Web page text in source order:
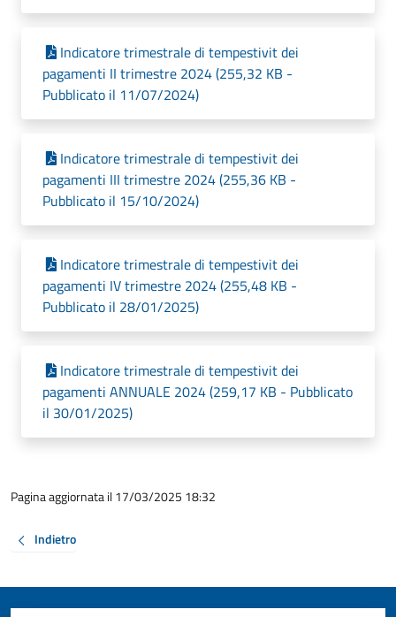
Indicatore trimestrale di tempestivit dei
pagamenti II trimestre 2024 (255,32 KB -
Pubblicato il 11/07/2024)
Indicatore trimestrale di tempestivit dei
pagamenti III trimestre 2024 (255,36 KB -
Pubblicato il 15/10/2024)
Indicatore trimestrale di tempestivit dei
pagamenti IV trimestre 2024 (255,48 KB -
Pubblicato il 28/01/2025)
Indicatore trimestrale di tempestivit dei
pagamenti ANNUALE 2024 (259,17 KB - Pubblicato
il 30/01/2025)
Pagina aggiornata il 17/03/2025 18:32
Indietro